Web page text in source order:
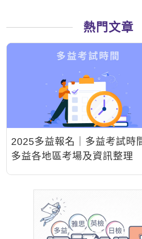
熱門文章
2025多益報名｜多益考試時
多益各地區考場及資訊整理